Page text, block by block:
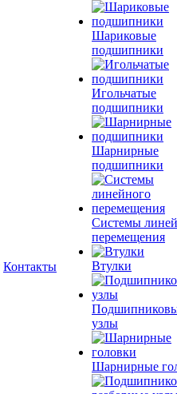
Контакты
Шариковые
подшипники
Игольчатые
подшипники
Шарнирные
подшипники
Системы
перемещения
Втулки
узлы
Шарнирные